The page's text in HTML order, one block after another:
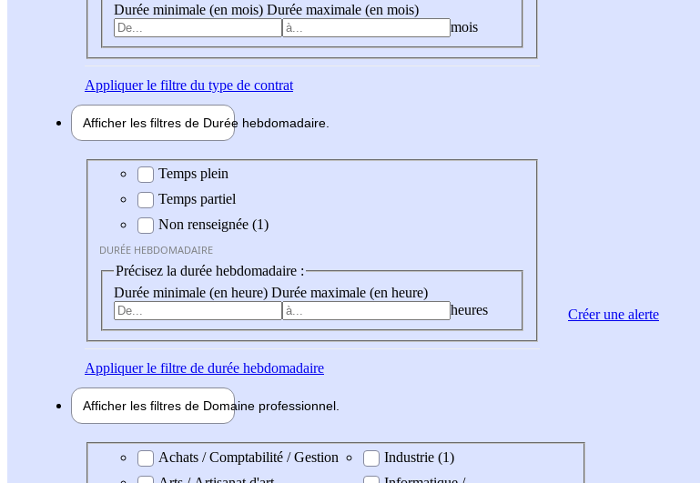
Durée minimale (en mois) Durée maximale (en mois)
mois
Appliquerle filtre du type de contrat
Afficher les filtres de Durée hebdomadaire
Durée hebdomadaire
Temps plein
Temps partiel
Non renseignée (1)
DURÉE HEBDOMADAIRE
Précisez la durée hebdomadaire :
Durée minimale (en heure) Durée maximale (en heure)
heures
Appliquerle filtre de durée hebdomadaire
Afficher les filtres de Domaine professionnel
Domaine professionel
Achats / Comptabilité / Gestion
Industrie (1)
Créer une alerte